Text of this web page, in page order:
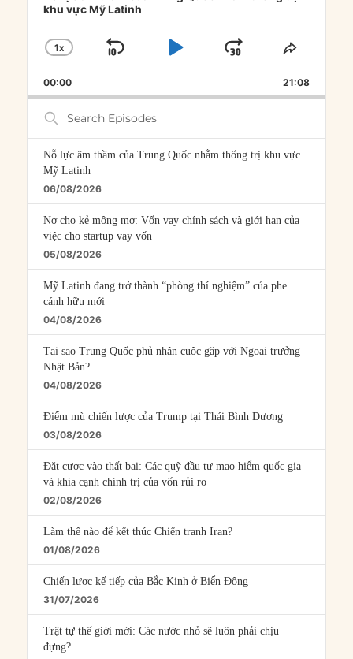
khu vực Mỹ Latinh
CHANGE
RATE
1X
SKIP
PLAYJUMP
FORWARD
SHARE
00:00 21:08
Search
Episodes
Nỗ lực âm thầm của Trung Quốc nhằm thống trị khu vực
Mỹ Latinh
06/08/2026
Nợ cho kẻ mộng mơ: Vốn vay chính sách và giới hạn của
việc cho startup vay vốn
05/08/2026
Mỹ Latinh đang trở thành “phòng thí nghiệm” của phe
cánh hữu mới
04/08/2026
Tại sao Trung Quốc phủ nhận cuộc gặp với Ngoại trưởng
Nhật Bản?
04/08/2026
Điểm mù chiến lược của Trump tại Thái Bình Dương
03/08/2026
Đặt cược vào thất bại: Các quỹ đầu tư mạo hiểm quốc gia
và khía cạnh chính trị của vốn rủi ro
02/08/2026
Làm thế nào để kết thúc Chiến tranh Iran?
01/08/2026
Chiến lược kế tiếp của Bắc Kinh ở Biển Đông
31/07/2026
Trật tự thế giới mới: Các nước nhỏ sẽ luôn phải chịu
đựng?